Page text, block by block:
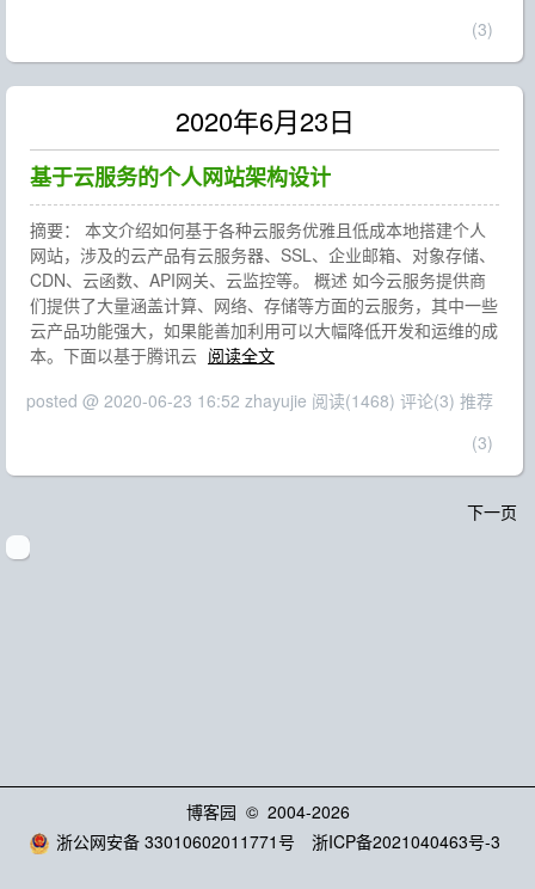
(3)
2020年6月23日
基于云服务的个人网站架构设计
摘要： 本文介绍如何基于各种云服务优雅且低成本地搭建个人
网站，涉及的云产品有云服务器、SSL、企业邮箱、对象存储、
CDN、云函数、API网关、云监控等。 概述 如今云服务提供商
们提供了大量涵盖计算、网络、存储等方面的云服务，其中一些
云产品功能强大，如果能善加利用可以大幅降低开发和运维的成
本。下面以基于腾讯云 阅读全文
posted @ 2020-06-23 16:52 zhayujie 阅读(1468) 评论(3) 推荐
(3)
下一页
博客园 © 2004-2026
浙公网安备 33010602011771号
浙ICP备2021040463号-3